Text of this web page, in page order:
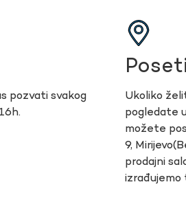
pozvati svakog
Ukoliko
pogledate
možete
9,
prodajni
izrađujemo